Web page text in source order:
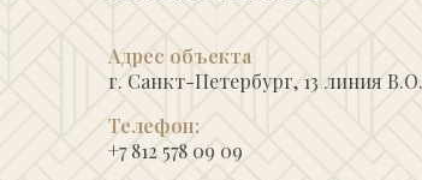
ГАЛЕРЕЯ
ХОД СТРОИТЕЛЬСТВА
ДОКУМЕНТАЦИЯ
КВАРТИРЫ
НАШИ ПАРТНЁРЫ
КОНТАКТЫ
Адрес объекта
г. Санкт-Петербург, 13 линия
Телефон:
+7 812 578 09 09